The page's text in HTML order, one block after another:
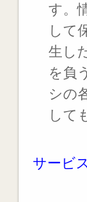
す。
して
生し
を負
シの
して
サービ